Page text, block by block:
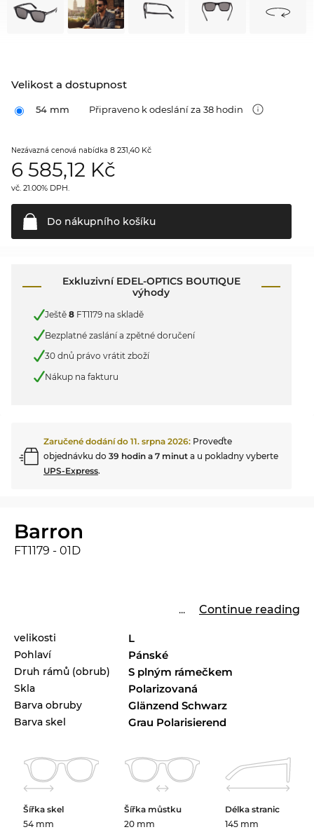
Velikost a dostupnost
54 mm Připraveno k odeslání za 38 hodin
Nezávazná cenová nabídka 8 231,40 Kč
6 585,12 Kč
vč. 21.00% DPH.
Do nákupního košíku
Exkluzivní EDEL-OPTICS BOUTIQUE
výhody
Ještě 8 FT1179 na skladě
Bezplatné zaslání a zpětné doručení
30 dnů právo vrátit zboží
Nákup na fakturu
Zaručené dodání do 11. srpna 2026: Proveďte
objednávku do 39 hodin a 7 minut a u pokladny vyberte
UPS-Express.
Barron
FT1179 - 01D
... Continue reading
velikosti L
Pohlaví Pánské
Druh rámů (obrub) S plným rámečkem
Skla Polarizovaná
Barva obruby Glänzend Schwarz
Barva skel Grau Polarisierend
Šířka skel
54 mm
Šířka můstku
20 mm
Délka stranic
145 mm